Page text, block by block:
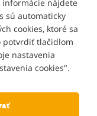
informácie nájdete
sú automaticky
cookies, ktoré sa
potvrdiť tlačidlom
nastavenia
cookies".